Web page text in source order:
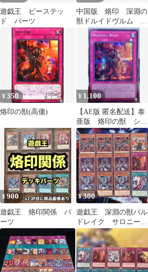
遊戯王 ビーステッ
ド パーツ
中国版 烙印 深淵の
獣ドルイドヴルム マ
グナムート 烙印融
合 レリーフ 簡体字
¥350
烙印の獣(高価)
¥ 1,100
【AE版 匿名配送】泰
亜版 烙印の獣 シー
クレットレア
¥900
遊戯王 烙印関係 パ
ーツ
¥300
遊戯王 深淵の獣バル
ドレイク サロニー
ル ドルイドヴルム
各3枚 他 b